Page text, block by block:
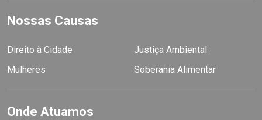
Nossas Causas
Direito à Cidade
Justiça Ambiental
Mulheres
Soberania Alimentar
Onde Atuamos